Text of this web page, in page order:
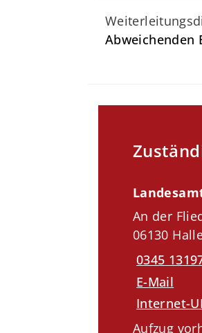
Abweichenden
An der
06130
0345
E-Mail
Internet-
Aufzug